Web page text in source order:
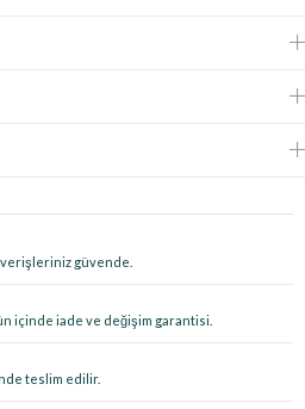
güvende.
içinde iade ve değişim garantisi.
teslim edilir.